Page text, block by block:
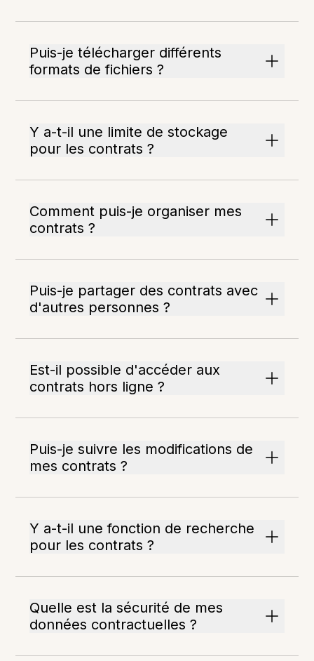
Puis-je télécharger différents
formats de fichiers ?
Y a-t-il une limite de stockage
pour les contrats ?
Comment puis-je organiser mes
contrats ?
Puis-je partager des contrats avec
d'autres personnes ?
Est-il possible d'accéder aux
contrats hors ligne ?
Puis-je suivre les modifications de
mes contrats ?
Y a-t-il une fonction de recherche
pour les contrats ?
Quelle est la sécurité de mes
données contractuelles ?